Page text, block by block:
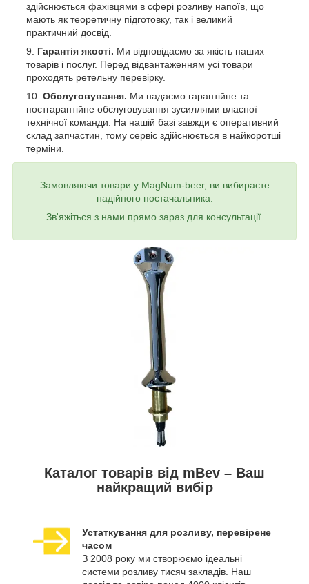
здійснюється фахівцями в сфері розливу напоїв, що
мають як теоретичну підготовку, так і великий
практичний досвід.
Гарантія якості. Ми відповідаємо за якість наших
товарів і послуг. Перед відвантаженням усі товари
проходять ретельну перевірку.
Обслуговування. Ми надаємо гарантійне та
постгарантійне обслуговування зусиллями власної
технічної команди. На нашій базі завжди є оперативний
склад запчастин, тому сервіс здійснюється в найкоротші
терміни.
Замовляючи товари у MagNum-beer, ви вибираєте
надійного постачальника.
Зв'яжіться з нами прямо зараз для консультації.
Каталог товарів від mBev – Ваш
найкращий вибір
Устаткування для розливу, перевірене
часом
З 2008 року ми створюємо ідеальні
системи розливу тисяч закладів. Наш